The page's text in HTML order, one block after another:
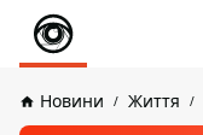
Новини Життя